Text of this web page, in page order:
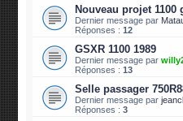
Nouveau projet 1100
Dernier message par
Réponses :12
GSXR 1100 1989
Dernier message par
Réponses :13
Selle passager
Dernier message par
Réponses :3